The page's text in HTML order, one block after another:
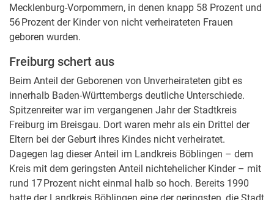
Mecklenburg-Vorpommern, in denen knapp 58 Prozent und
56 Prozent der Kinder von nicht verheirateten Frauen
geboren wurden.
Freiburg schert aus
Beim Anteil der Geborenen von Unverheirateten gibt es
innerhalb Baden-Württembergs deutliche Unterschiede.
Spitzenreiter war im vergangenen Jahr der Stadtkreis
Freiburg im Breisgau. Dort waren mehr als ein Drittel der
Eltern bei der Geburt ihres Kindes nicht verheiratet.
Dagegen lag dieser Anteil im Landkreis Böblingen – dem
Kreis mit dem geringsten Anteil nichtehelicher Kinder – mit
rund 17 Prozent nicht einmal halb so hoch. Bereits 1990